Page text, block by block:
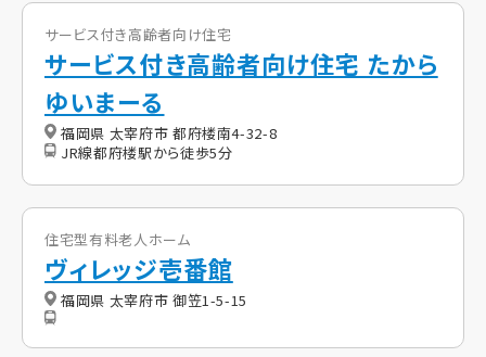
サービス付き高齢者向け住宅
サービス付き高齢者向け住宅 たから
ゆいまーる
福岡県 太宰府市 都府楼南4-32-8
JR線都府楼駅から徒歩5分
住宅型有料老人ホーム
ヴィレッジ壱番館
福岡県 太宰府市 御笠1-5-15